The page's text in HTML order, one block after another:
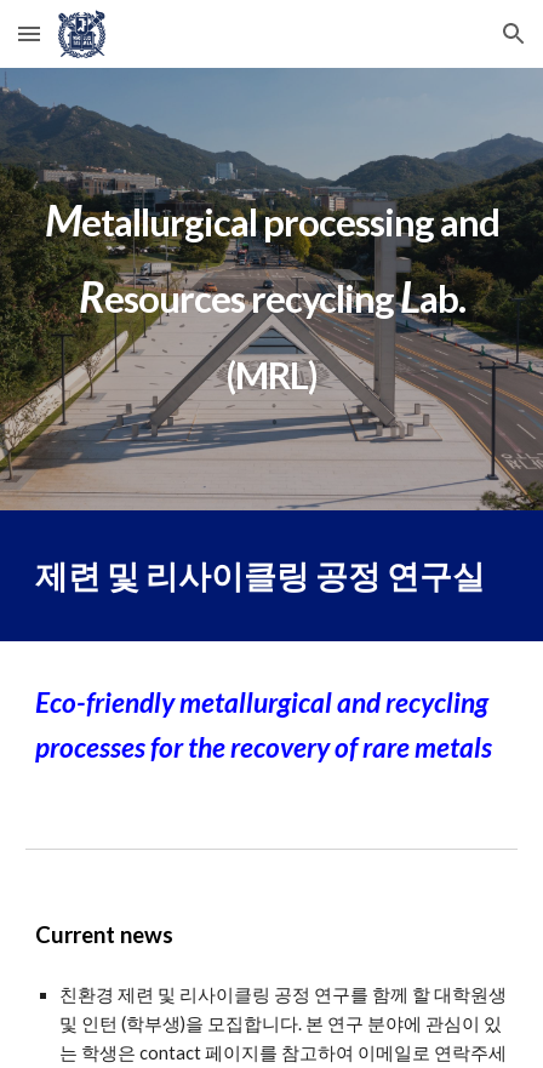
Skip to main content Skip to navigation
Metallurgical processing and
Resources recyclingLab.
(MRL)
제련 및 리사이클링 공정 연구실
Eco-friendly metallurgical and recycling
processes for the recovery of rare metals
Current news
친환경제련 및 리사이클링 공정 연구를 함께 할 대학원생
및 인턴 (학부생)을 모집합니다. 본 연구 분야에 관심이 있
는 학생은 contact 페이지를 참고하여 이메일로 연락주세